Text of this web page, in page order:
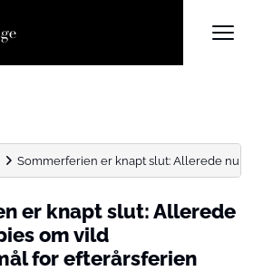
Sommerferien er knapt slut: Allerede nu
er knapt slut: Allerede
om vild
for efterårsferien